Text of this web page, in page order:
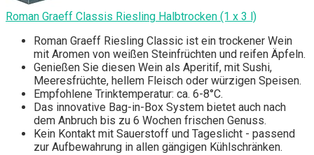
Roman Graeff Classis Riesling Halbtrocken (1 x 3 l)
Roman Graeff Riesling Classic ist ein trockener Wein
mit Aromen von weißen Steinfrüchten und reifen Äpfeln.
Genießen Sie diesen Wein als Aperitif, mit Sushi,
Meeresfrüchte, hellem Fleisch oder würzigen Speisen.
Empfohlene Trinktemperatur: ca. 6-8°C.
Das innovative Bag-in-Box System bietet auch nach
dem Anbruch bis zu 6 Wochen frischen Genuss.
Kein Kontakt mit Sauerstoff und Tageslicht - passend
zur Aufbewahrung in allen gängigen Kühlschränken.